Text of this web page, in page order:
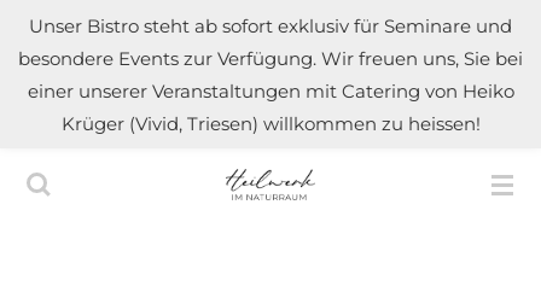
Zum
Hauptinhalt
springen
Unser Bistro steht ab sofort exklusiv für Seminare und
besondere Events zur Verfügung. Wir freuen uns, Sie bei
einer unserer Veranstaltungen mit Catering von Heiko
Krüger (Vivid, Triesen) willkommen zu heissen!